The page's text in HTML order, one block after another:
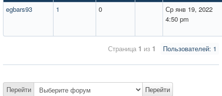
egbars93
1 0
Ср янв 19, 2022
4:50 pm
Пользователей: 1
Страница 1 из 1
Перейти Перейти